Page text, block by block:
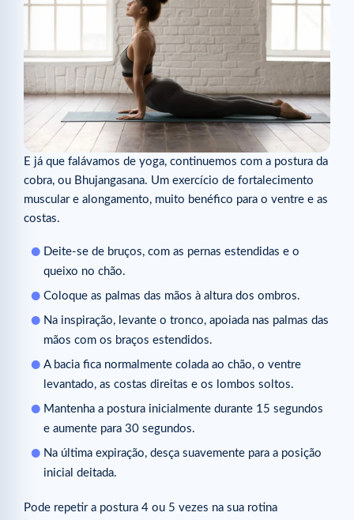
E já que falávamos de yoga, continuemos com a postura da
cobra, ou Bhujangasana. Um exercício de fortalecimento
muscular e alongamento, muito benéfico para o ventre e as
costas.
Deite-se de bruços, com as pernas estendidas e o
queixo no chão.
Coloque as palmas das mãos à altura dos ombros.
Na inspiração, levante o tronco, apoiada nas palmas das
mãos com os braços estendidos.
A bacia fica normalmente colada ao chão, o ventre
levantado, as costas direitas e os lombos soltos.
Mantenha a postura inicialmente durante 15 segundos
e aumente para 30 segundos.
Na última expiração, desça suavemente para a posição
inicial deitada.
Pode repetir a postura 4 ou 5 vezes na sua rotina